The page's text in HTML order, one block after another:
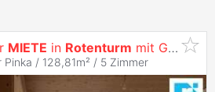
MIETE in Rotenturm mit Garten inkl. Stellplatz
Pinka / 128,81m² / 5 Zimmer